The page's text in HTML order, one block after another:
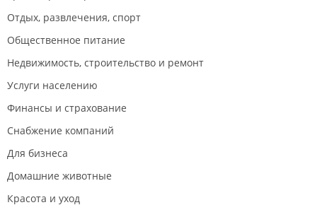
Отдых, развлечения, спорт
Общественное питание
Недвижимость, строительство и ремонт
Услуги населению
Финансы и страхование
Снабжение компаний
Для бизнеса
Домашние животные
Красота и уход